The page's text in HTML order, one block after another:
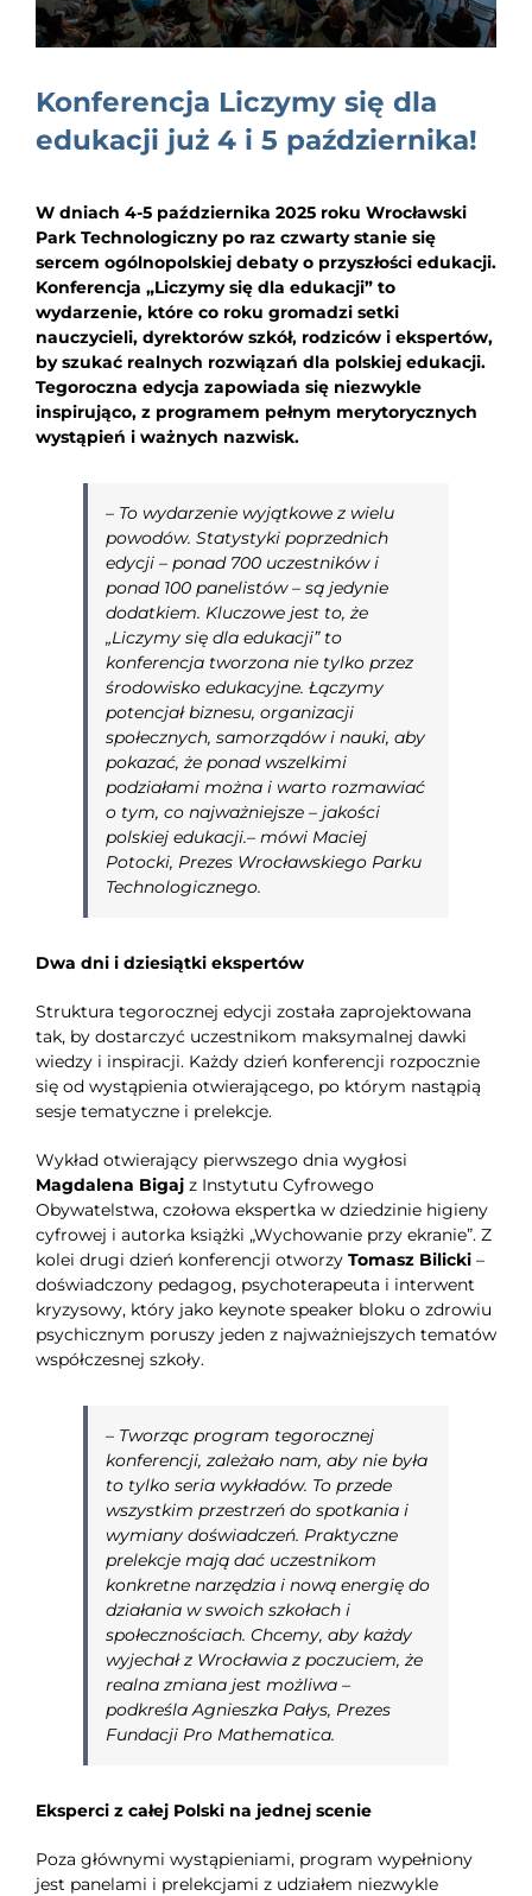
EDUKACJA
BLOG
Konferencja Liczymy się dla
edukacji już 4 i 5 października!
W dniach 4-5 października 2025 roku Wrocławski
Park Technologiczny po raz czwarty stanie się
sercem ogólnopolskiej debaty o przyszłości edukacji.
Konferencja „Liczymy się dla edukacji” to
wydarzenie, które co roku gromadzi setki
nauczycieli, dyrektorów szkół, rodziców i ekspertów,
by szukać realnych rozwiązań dla polskiej edukacji.
Tegoroczna edycja zapowiada się niezwykle
inspirująco, z programem pełnym merytorycznych
wystąpień i ważnych nazwisk.
–To wydarzenie wyjątkowe z wielu
powodów. Statystyki poprzednich
edycji – ponad 700 uczestników i
ponad 100 panelistów – są jedynie
dodatkiem. Kluczowe jest to, że
„Liczymy się dla edukacji” to
konferencja tworzona nie tylko przez
środowisko edukacyjne. Łączymy
potencjał biznesu, organizacji
społecznych, samorządów i nauki, aby
pokazać, że ponad wszelkimi
podziałami można i warto rozmawiać
o tym, co najważniejsze – jakości
polskiej edukacji.– mówi Maciej
Potocki, Prezes Wrocławskiego Parku
Technologicznego.
Dwa dni i dziesiątki ekspertów
Struktura tegorocznej edycji została zaprojektowana
tak, by dostarczyć uczestnikom maksymalnej dawki
wiedzy i inspiracji. Każdy dzień konferencji rozpocznie
się od wystąpienia otwierającego, po którym nastąpią
sesje tematyczne i prelekcje.
Wykład otwierający pierwszego dnia wygłosi
Magdalena Bigajz Instytutu Cyfrowego
Obywatelstwa, czołowa ekspertka w dziedzinie higieny
cyfrowej i autorka książki „Wychowanie przy ekranie”. Z
kolei drugi dzień konferencji otworzy Tomasz Bilicki–
doświadczony pedagog, psychoterapeuta i interwent
kryzysowy, który jako keynote speaker bloku o zdrowiu
psychicznym poruszy jeden z najważniejszych tematów
współczesnej szkoły.
– Tworząc program tegorocznej
konferencji, zależało nam, aby nie była
to tylko seria wykładów. To przede
wszystkim przestrzeń do spotkania i
wymiany doświadczeń. Praktyczne
prelekcje mają dać uczestnikom
konkretne narzędzia i nową energię do
działania w swoich szkołach i
społecznościach. Chcemy, aby każdy
wyjechał z Wrocławia z poczuciem, że
realna zmiana jest możliwa –
podkreśla Agnieszka Pałys, Prezes
Fundacji Pro Mathematica.
Eksperci z całej Polski na jednej scenie
Poza głównymi wystąpieniami, program wypełniony
jest panelami i prelekcjami z udziałem niezwykle